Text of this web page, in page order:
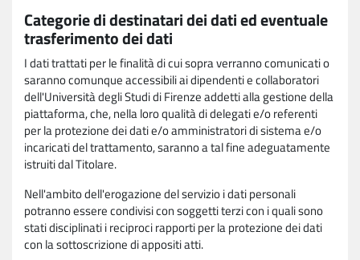
Categorie di destinatari dei dati ed eventuale
trasferimento dei dati
I dati trattati per le finalità di cui sopra verranno comunicati o
saranno comunque accessibili ai dipendenti e collaboratori
dell'Università degli Studi di Firenze addetti alla gestione della
piattaforma, che, nella loro qualità di delegati e/o referenti
per la protezione dei dati e/o amministratori di sistema e/o
incaricati del trattamento, saranno a tal fine adeguatamente
istruiti dal Titolare.
Nell'ambito dell'erogazione del servizio i dati personali
potranno essere condivisi con soggetti terzi con i quali sono
stati disciplinati i reciproci rapporti per la protezione dei dati
con la sottoscrizione di appositi atti.